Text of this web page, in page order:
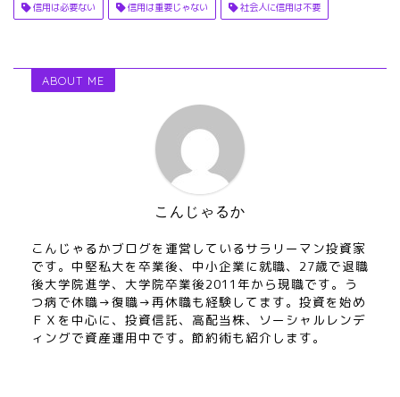
信用は必要ない 信用は重要じゃない 社会人に信用は不要
ABOUT ME
こんじゃるか
こんじゃるかブログを運営しているサラリーマン投資家
です。中堅私大を卒業後、中小企業に就職、27歳で退職
後大学院進学、大学院卒業後2011年から現職です。う
つ病で休職→復職→再休職も経験してます。投資を始め
ＦＸを中心に、投資信託、高配当株、ソーシャルレンデ
ィングで資産運用中です。節約術も紹介します。